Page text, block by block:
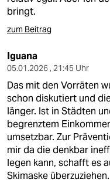
bringt.
zum Beitrag
Iguana
05.01.2026 , 21:45 Uhr
Das mit den Vorräten
schon diskutiert und
länger. Ist in Städten
begrenztem
umsetzbar. Zur
mir da die denkbar
legen kann, schafft es
Skimaske